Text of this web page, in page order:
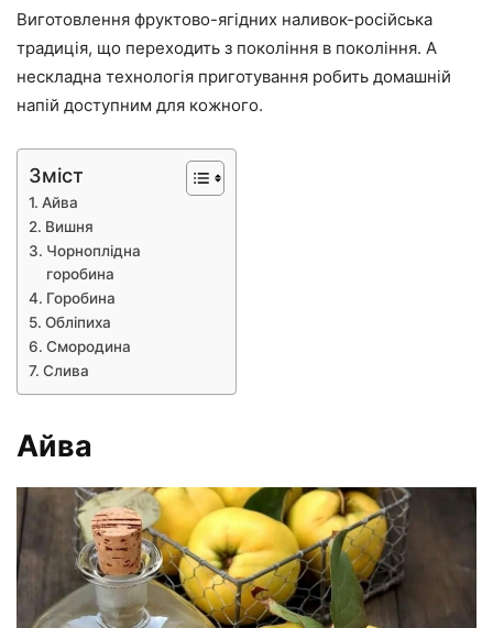
Виготовлення фруктово-ягідних наливок-російська
традиція, що переходить з покоління в покоління. А
нескладна технологія приготування робить домашній
напій доступним для кожного.
Зміст
Айва
Вишня
Чорноплідна
горобина
Горобина
Обліпиха
Смородина
Слива
Айва